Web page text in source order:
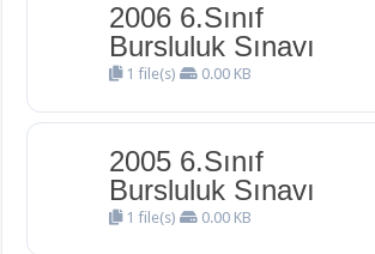
2006 6.Sınıf
Bursluluk Sınavı
1 file(s) 0.00 KB
2005 6.Sınıf
Bursluluk Sınavı
1 file(s) 0.00 KB